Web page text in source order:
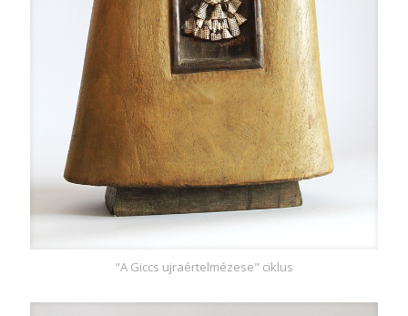
"A Giccs ujraértelmézese" ciklus